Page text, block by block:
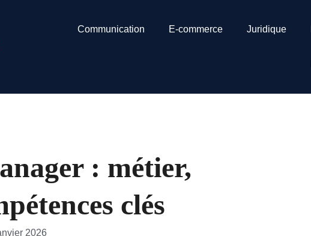
Communication E-commerce Juridique
: métier,
clés
2026